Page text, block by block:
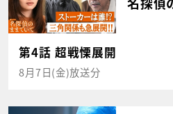
第4話 超戦慄展開
8月7日(金)放送分